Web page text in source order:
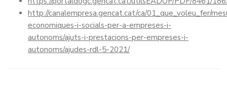
http://canalempresa.gencat.cat/ca/01_que_voleu_fer/
economiques-i-socials-per-a-empreses-i-
autonoms/ajuts-i-prestacions-per-empreses-i-
autonoms/ajudes-rdl-5-2021/